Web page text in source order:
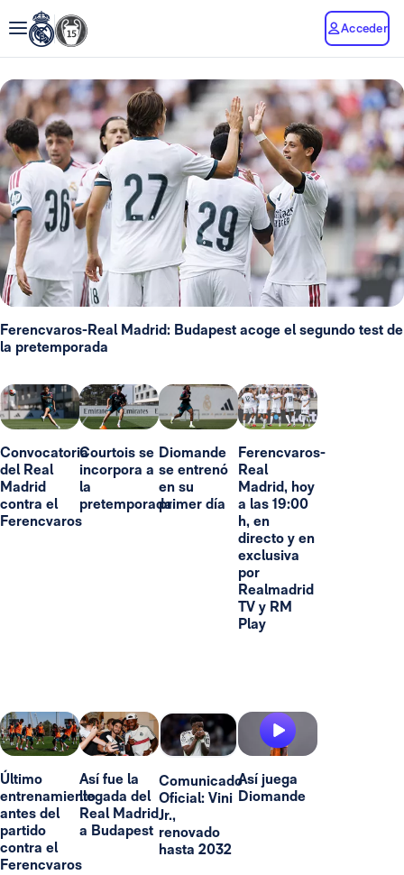
Acceder
Ferencvaros-Real Madrid: Budapest acoge el segundo test de
la pretemporada
Convocatoria
del Real
Madrid
contra el
Ferencvaros
Courtois se
incorpora a
la
pretemporada
Diomande
se entrenó
en su
primer día
Ferencvaros-
Real
Madrid, hoy
a las 19:00
h, en
directo y en
exclusiva
por
Realmadrid
TV y RM
Play
Último
entrenamiento
antes del
partido
contra el
Ferencvaros
Así fue la
llegada del
Real Madrid
a Budapest
Comunicado
Oficial: Vini
Jr.,
renovado
hasta 2032
Así juega
Diomande